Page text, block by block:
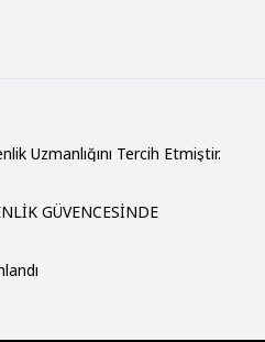
Uzmanlığını Tercih Etmiştir.
GÜVENCESİNDE